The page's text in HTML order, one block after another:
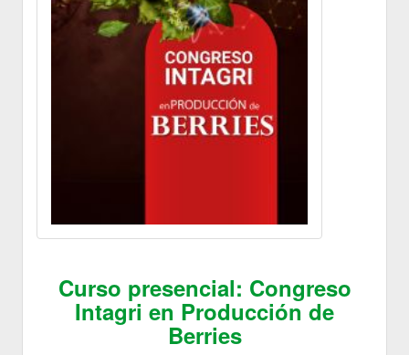
Curso presencial: Congreso
Intagri en Producción de
Berries